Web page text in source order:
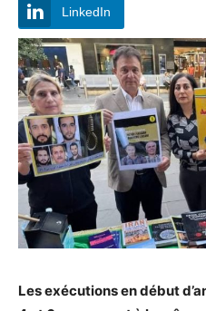
LinkedIn
Les exécutions en début